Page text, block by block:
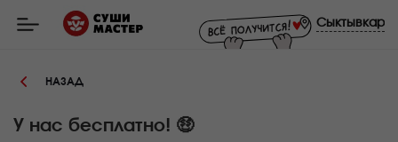
Мастер
заказ
роллов,
в
Сыктывкаре
Сыктывкар
НАЗАД
У нас бесплатно! 🤑